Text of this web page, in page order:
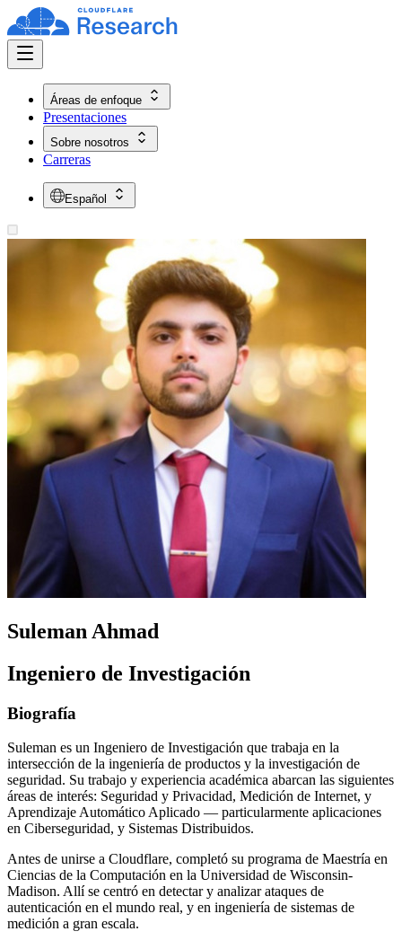
Áreas de enfoque
Presentaciones
Sobre nosotros
Carreras
Español
Suleman Ahmad
Ingeniero de Investigación
Biografía
Suleman es un Ingeniero de Investigación que trabaja en la
intersección de la ingeniería de productos y la investigación de
seguridad. Su trabajo y experiencia académica abarcan las siguientes
áreas de interés: Seguridad y Privacidad, Medición de Internet, y
Aprendizaje Automático Aplicado — particularmente aplicaciones
en Ciberseguridad, y Sistemas Distribuidos.
Antes de unirse a Cloudflare, completó su programa de Maestría en
Ciencias de la Computación en la Universidad de Wisconsin-
Madison. Allí se centró en detectar y analizar ataques de
autenticación en el mundo real, y en ingeniería de sistemas de
medición a gran escala.